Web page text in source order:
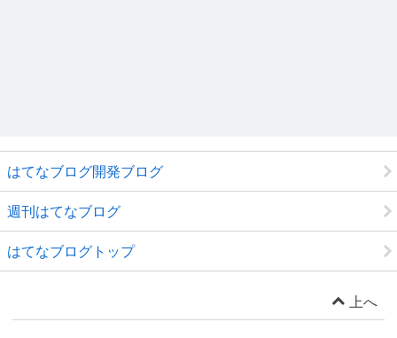
はてなブログ開発ブログ
週刊はてなブログ
はてなブログトップ
上へ